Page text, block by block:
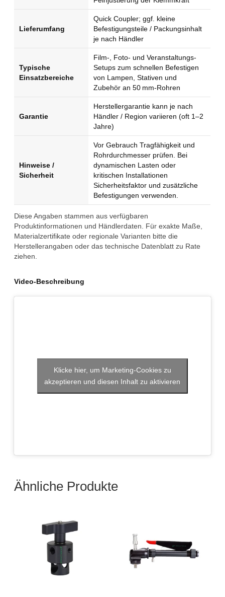
Lieferumfang
Quick Coupler; ggf. kleine
Befestigungsteile / Packungsinhalt
je nach Händler
Typische
Einsatzbereiche
Film-, Foto- und Veranstaltungs-
Setups zum schnellen Befestigen
von Lampen, Stativen und
Zubehör an 50 mm-Rohren
Garantie
Herstellergarantie kann je nach
Händler / Region variieren (oft 1–2
Jahre)
Hinweise /
Sicherheit
Vor Gebrauch Tragfähigkeit und
Rohrdurchmesser prüfen. Bei
dynamischen Lasten oder
kritischen Installationen
Sicherheitsfaktor und zusätzliche
Befestigungen verwenden.
Diese Angaben stammen aus verfügbaren
Produktinformationen und Händlerdaten. Für exakte Maße,
Materialzertifikate oder regionale Varianten bitte die
Herstellerangaben oder das technische Datenblatt zu Rate
ziehen.
Video-Beschreibung
Klicke hier, um Marketing-Cookies zu
akzeptieren und diesen Inhalt zu aktivieren
Ähnliche Produkte